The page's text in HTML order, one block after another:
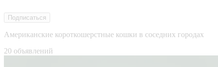
Подписаться
Американские короткошерстные кошки в соседних городах
20 объявлений